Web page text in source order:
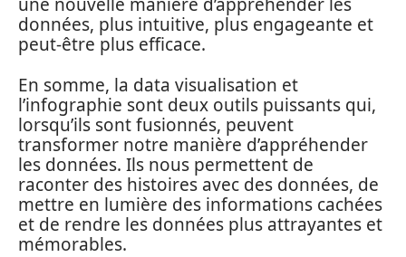
une nouvelle manière d’appréhender les
données, plus intuitive, plus engageante et
peut-être plus efficace.
En somme, la data visualisation et
l’infographie sont deux outils puissants qui,
lorsqu’ils sont fusionnés, peuvent
transformer notre manière d’appréhender
les données. Ils nous permettent de
raconter des histoires avec des données, de
mettre en lumière des informations cachées
et de rendre les données plus attrayantes et
mémorables.